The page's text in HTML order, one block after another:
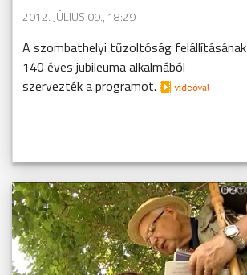
2012. JÚLIUS 09., 18:29
A szombathelyi tűzoltóság felállításának
140 éves jubileuma alkalmából
szervezték a programot.